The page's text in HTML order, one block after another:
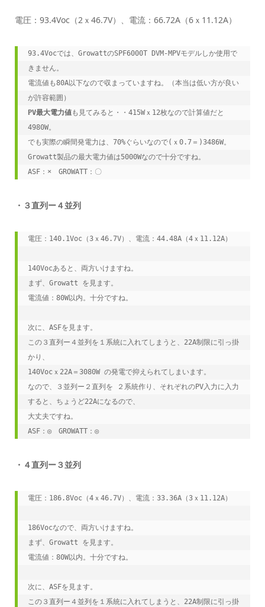
電圧：93.4Voc（2ｘ46.7V）、電流：66.72A（6ｘ11.12A）
93.4Vocでは、GrowattのSPF6000T DVM-MPVモデルしか使用で
きません。
電流値も80A以下なので収まっていますね。（本当は低い方が良い
PV最大電力値も見てみると・・415Wｘ12枚なので計算値だと
4980W。
でも実際の瞬間発電力は、70%ぐらいなので(ｘ0.7＝)3486W。
Growatt製品の最大電力値は5000Wなので十分ですね。
ASF：×　GROWATT：〇
・３直列ー４並列
電圧：140.1Voc（3ｘ46.7V）、電流：44.48A（4ｘ11.12A）
140Vocあると、両方いけますね。
まず、Growatt を見ます。
電流値：80W以内。十分ですね。
次に、ASFを見ます。
この３直列ー４並列を１系統に入れてしまうと、22A制限に引っ掛
かり、
140Vocｘ22A＝3080W の発電で抑えられてしまいます。
なので、３並列ー２直列を ２系統作り、それぞれのPV入力に入力
すると、ちょうど22Aになるので、
大丈夫ですね。
ASF：◎　GROWATT：◎
・４直列ー３並列
電圧：186.8Voc（4ｘ46.7V）、電流：33.36A（3ｘ11.12A）
186Vocなので、両方いけますね。
まず、Growatt を見ます。
電流値：80W以内。十分ですね。
次に、ASFを見ます。
この３直列ー４並列を１系統に入れてしまうと、22A制限に引っ掛